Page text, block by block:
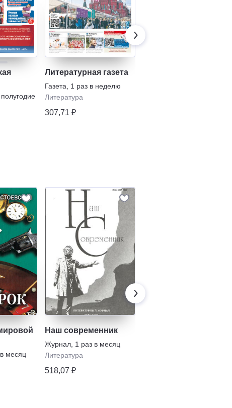
с
Литературная газета
Газета
1 раз в неделю
Литература
307,71 ₽
месяц
Наш современник
Журнал 1 раз в месяц
Литература
518,07 ₽